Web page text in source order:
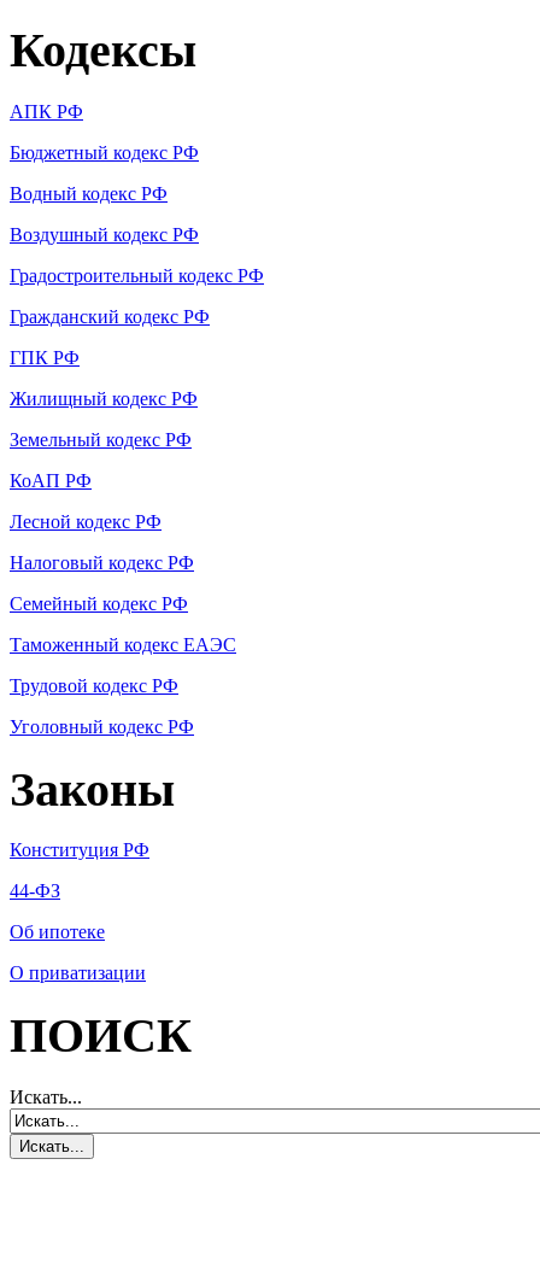
Кодексы
АПК РФ
Бюджетный кодекс РФ
Водный кодекс РФ
Воздушный кодекс РФ
Градостроительный кодекс РФ
Гражданский кодекс РФ
ГПК РФ
Жилищный кодекс РФ
Земельный кодекс РФ
КоАП РФ
Лесной кодекс РФ
Налоговый кодекс РФ
Семейный кодекс РФ
Таможенный кодекс ЕАЭС
Трудовой кодекс РФ
Уголовный кодекс РФ
Законы
Конституция РФ
44-ФЗ
Об ипотеке
О приватизации
ПОИСК
Искать...